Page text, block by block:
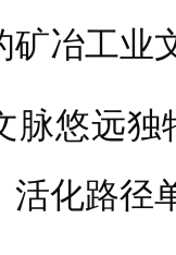
矿冶工业
脉悠远
活化路径